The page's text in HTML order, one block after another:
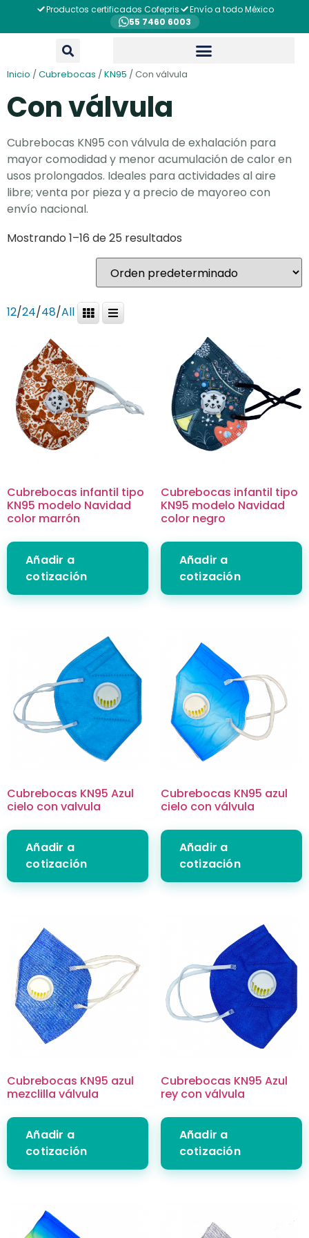
Productos certificados Cofepris
Envío a todo México
55 7460 6003
Inicio /Cubrebocas /KN95 / Con válvula
Con válvula
Cubrebocas KN95 con válvula de exhalación para
mayor comodidad y menor acumulación de calor en
usos prolongados. Ideales para actividades al aire
libre; venta por pieza y a precio de mayoreo con
envío nacional.
Mostrando 1–16 de 25 resultados
12/24/48/All
Cubrebocas infantil tipo
KN95 modelo Navidad
color marrón
Añadir a
cotización
Cubrebocas infantil tipo
KN95 modelo Navidad
color negro
Añadir a
cotización
Cubrebocas KN95 Azul
cielo con valvula
Añadir a
cotización
Cubrebocas KN95 azul
cielo con válvula
Añadir a
cotización
Cubrebocas KN95 azul
mezclilla válvula
Añadir a
cotización
Cubrebocas KN95 Azul
rey con válvula
Añadir a
cotización